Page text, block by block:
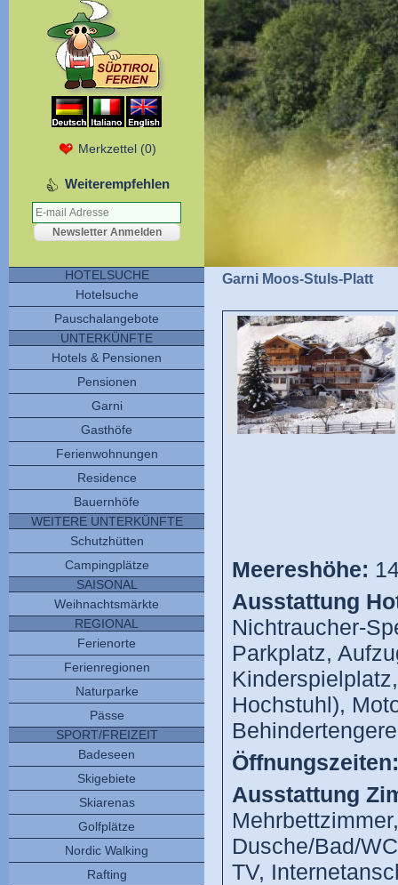
Garni Moos-Stuls-Platt
Meereshöhe:
Ausstattung
Nichtraucher-
Parkplatz,
Hochstuhl),
Öffnungszeiten:
Ausstattung
Dusche/Bad/
TV,
Merkzettel (0)
Weiterempfehlen
HOTELSUCHE
Hotelsuche
Pauschalangebote
UNTERKÜNFTE
Hotels & Pensionen
Pensionen
Garni
Gasthöfe
Ferienwohnungen
Residence
Bauernhöfe
WEITERE UNTERKÜNFTE
Schutzhütten
Campingplätze
SAISONAL
Weihnachtsmärkte
REGIONAL
Ferienorte
Ferienregionen
Naturparke
Pässe
SPORT/FREIZEIT
Badeseen
Skigebiete
Skiarenas
Golfplätze
Nordic Walking
Rafting